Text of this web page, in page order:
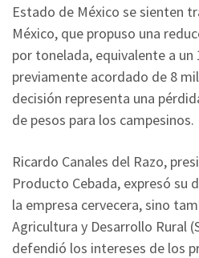
Estado de México se sienten
México, que propuso una
por tonelada, equivalente a
previamente acordado de 8
decisión representa una
de pesos para los campesinos.
Ricardo Canales del Razo,
Producto Cebada, expresó su
la empresa cervecera, sino
Agricultura y Desarrollo Rural
defendió los intereses de los